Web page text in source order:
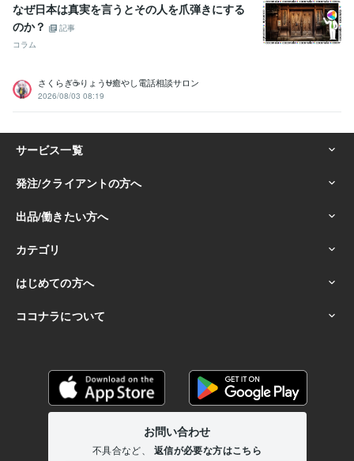
なぜ日本は真実を言うとその人を爪弾きにする
のか？
記事
コラム
さくらぎ☕りょう⛎癒やし電話相談サロン
2026/08/03 08:19